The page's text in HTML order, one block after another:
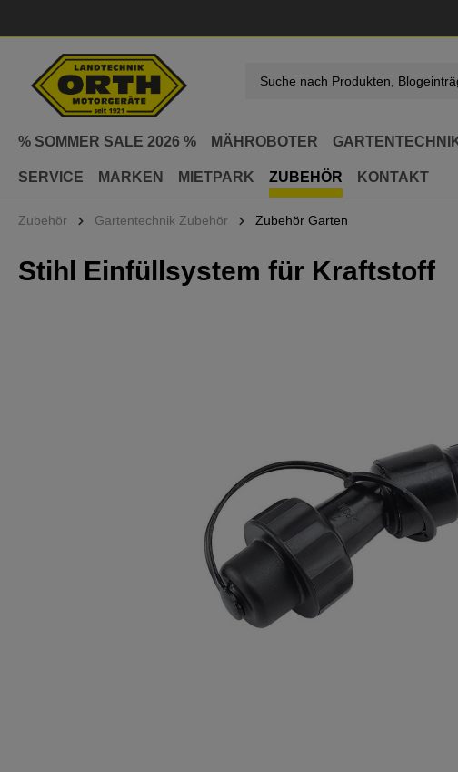
% SOMMER SALE 2026 % MÄHROBOTER
SERVICE MARKEN MIETPARK ZUBEHÖR KONTAKT
Zubehör Gartentechnik Zubehör Zubehör Garten
Stihl Einfüllsystem für Kraftstoff